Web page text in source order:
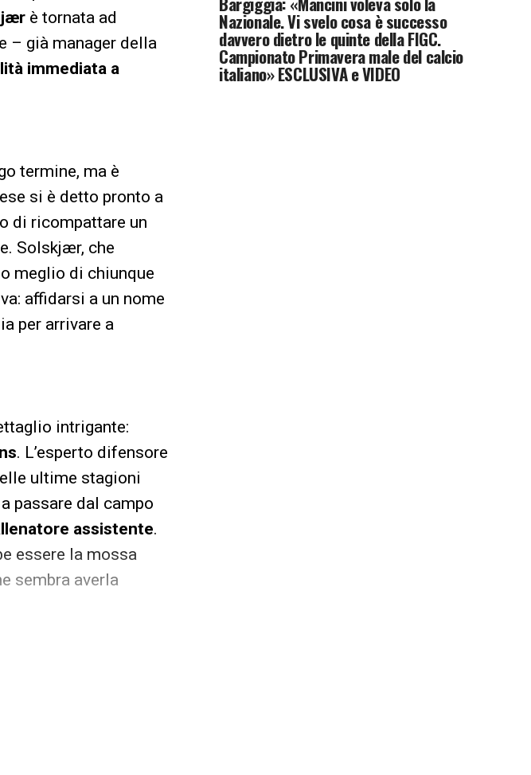
è tornata ad
– già manager della
immediata a
termine, ma è
si è detto pronto a
di ricompattare un
Solskjær, che
meglio di chiunque
affidarsi a un nome
per arrivare a
intrigante:
. L’esperto difensore
ultime stagioni
passare dal campo
assistente.
essere la mossa
sembra averla
Nazionale. Vi svelo cosa è successo
davvero dietro le quinte della FIGC.
Campionato Primavera male del calcio
italiano» ESCLUSIVA e VIDEO